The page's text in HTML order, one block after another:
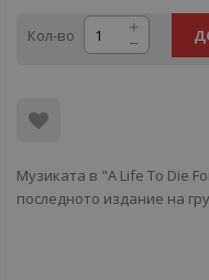
Кол-во
Музиката в "A Life To Die
последното издание на